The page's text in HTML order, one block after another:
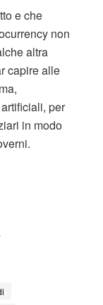
e che
non
altra
capire alle
per
in modo